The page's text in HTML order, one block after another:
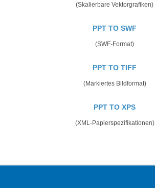
(Skalierbare Vektorgrafiken)
PPT TO SWF
(SWF-Format)
PPT TO TIFF
(Markiertes Bildformat)
PPT TO XPS
(XML-Papierspezifikationen)